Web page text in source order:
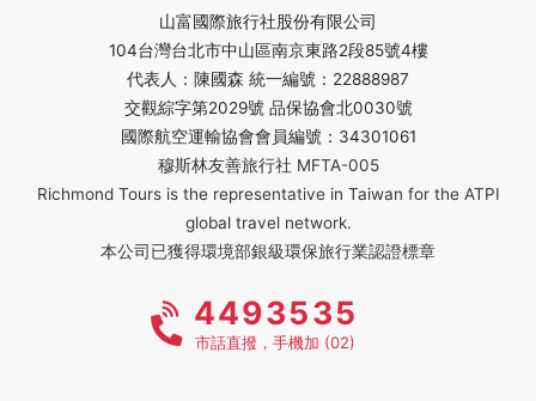
山富國際旅行社股份有限公司
104台灣台北市中山區南京東路2段85號4樓
代表人：陳國森 統一編號：22888987
交觀綜字第2029號 品保協會北0030號
國際航空運輸協會會員編號：34301061
穆斯林友善旅行社 MFTA-005
Richmond Tours is the representative in Taiwan for the ATPI
global travel network.
本公司已獲得環境部銀級環保旅行業認證標章
4493535
市話直撥，手機加 (02)